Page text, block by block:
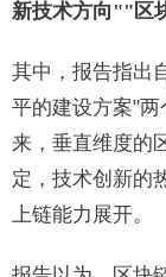
新技术方向""区
其中，报告指出
平的建设方案"
来，垂直维度的
定，技术创新的
上链能力展开。